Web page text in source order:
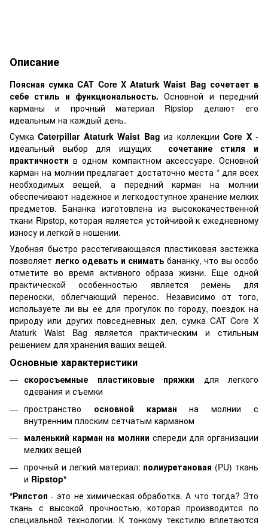
Описание
Поясная сумка CAT Core X Ataturk Waist Bag сочетает в
себе стиль и функциональность.Основной и передний
карманы и прочный материал Ripstop делают его
идеальным на каждый день.
СумкаCaterpillar Ataturk Waist Bagиз коллекцииCore X-
идеальный выбор для ищущих сочетание стиля и
практичности в одном компактном аксессуаре. Основной
карман на молнии предлагает достаточно места * для всех
необходимых вещей, а передний карман на молнии
обеспечивают надежное и легкодоступное хранение мелких
предметов. Бананка изготовлена ​​из высококачественной
ткани Ripstop, которая является устойчивой к ежедневному
износу и легкой в ​​ношении.
Удобная быстро расстегивающаяся пластиковая застежка
позволяет легко одевать и снимать бананку, что вы особо
отметите во время активного образа жизни. Еще одной
практической особенностью является ремень для
переноски, облегчающий перенос. Независимо от того,
используете ли вы ее для прогулок по городу, поездок на
природу или других повседневных дел, сумка CAT Core X
Ataturk Waist Bag является практическим и стильным
решением для хранения ваших вещей.
Основные характеристики
скоросъемные пластиковые пряжки для легкого
одевания и съемки
пространство основной карман на молнии с
внутренним плоским сетчатым карманом
маленький карман на молнии спереди для организации
мелких вещей
прочный и легкий материал: полиуретановая (PU) ткань
и Ripstop*
*Рипстоп - это не химическая обработка. А что тогда? Это
ткань с высокой прочностью, которая производится по
специальной технологии. К тонкому текстилю вплетаются